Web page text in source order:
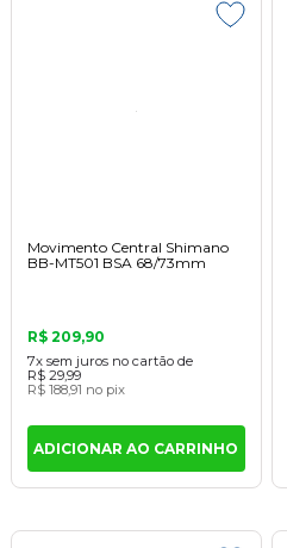
Movimento Central Shimano
BB-MT501 BSA 68/73mm
R$ 209,90
7x sem juros no cartãode
R$ 29,99
R$ 188,91 no pix
ADICIONAR AO CARRINHO